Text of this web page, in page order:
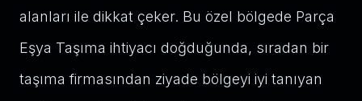
alanları ile dikkat çeker. Bu özel bölgede Parça
Eşya Taşıma ihtiyacı doğduğunda, sıradan bir
taşıma firmasından ziyade bölgeyi iyi tanıyan